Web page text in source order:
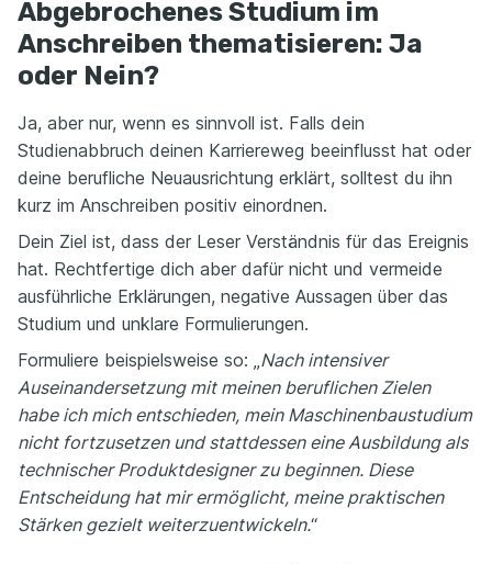
Abgebrochenes Studium im
Anschreiben thematisieren: Ja
oder Nein?
Ja, aber nur, wenn es sinnvoll ist. Falls dein
Studienabbruch deinen Karriereweg beeinflusst hat oder
deine berufliche Neuausrichtung erklärt, solltest du ihn
kurz im Anschreiben positiv einordnen.
Dein Ziel ist, dass der Leser Verständnis für das Ereignis
hat. Rechtfertige dich aber dafür nicht und vermeide
ausführliche Erklärungen, negative Aussagen über das
Studium und unklare Formulierungen.
Formuliere beispielsweise so: „Nach intensiver
Auseinandersetzung mit meinen beruflichen Zielen
habe ich mich entschieden, mein Maschinenbaustudium
nicht fortzusetzen und stattdessen eine Ausbildung als
technischer Produktdesigner zu beginnen. Diese
Entscheidung hat mir ermöglicht, meine praktischen
Stärken gezielt weiterzuentwickeln.“